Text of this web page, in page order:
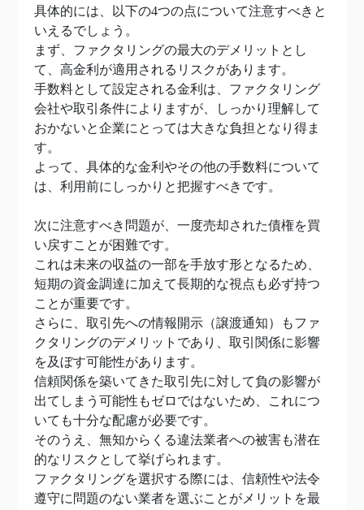
具体的には、以下の4つの点について注意すべきと
いえるでしょう。
まず、ファクタリングの最大のデメリットとし
て、高金利が適用されるリスクがあります。
手数料として設定される金利は、ファクタリング
会社や取引条件によりますが、しっかり理解して
おかないと企業にとっては大きな負担となり得ま
す。
よって、具体的な金利やその他の手数料について
は、利用前にしっかりと把握すべきです。
次に注意すべき問題が、一度売却された債権を買
い戻すことが困難です。
これは未来の収益の一部を手放す形となるため、
短期の資金調達に加えて長期的な視点も必ず持つ
ことが重要です。
さらに、取引先への情報開示（譲渡通知）もファ
クタリングのデメリットであり、取引関係に影響
を及ぼす可能性があります。
信頼関係を築いてきた取引先に対して負の影響が
出てしまう可能性もゼロではないため、これにつ
いても十分な配慮が必要です。
そのうえ、無知からくる違法業者への被害も潜在
的なリスクとして挙げられます。
ファクタリングを選択する際には、信頼性や法令
遵守に問題のない業者を選ぶことがメリットを最